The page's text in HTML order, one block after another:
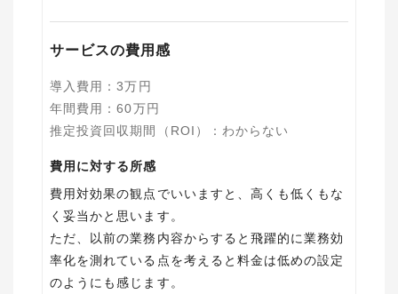
サービスの費用感
導入費用 ：3万円
年間費用 ：60万円
推定投資回収期間（ROI）
： わからない
費用に対する所感
費用対効果の観点でいいますと、高くも低くもな
く妥当かと思います。
ただ、以前の業務内容からすると飛躍的に業務効
率化を測れている点を考えると料金は低めの設定
のようにも感じます。